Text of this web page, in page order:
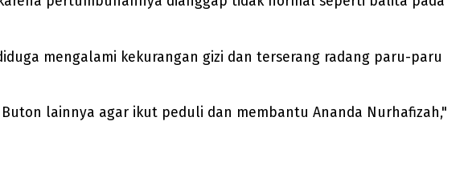
mengalami kekurangan gizi dan terserang radang paru-paru
lainnya agar ikut peduli dan membantu Ananda Nurhafizah,"